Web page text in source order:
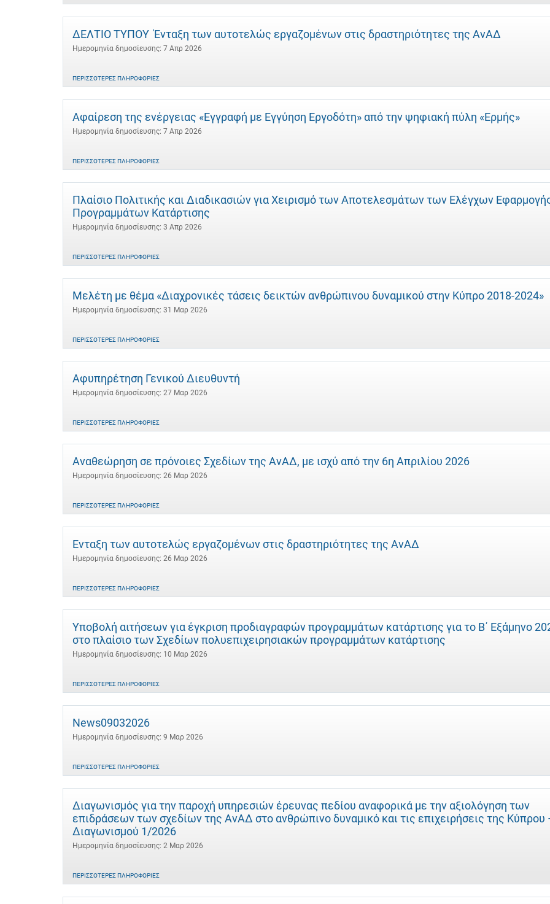
ΔΕΛΤΙΟ ΤΥΠΟΥ Ένταξη των αυτοτελώς εργαζομένων στις δραστηριότητες της ΑνΑΔ
Ημερομηνία δημοσίευσης: 7 Απρ 2026
ΠΕΡΙΣΣΌΤΕΡΕΣ ΠΛΗΡΟΦΟΡΊΕΣ
Αφαίρεση της ενέργειας «Εγγραφή με Εγγύηση Εργοδότη» από την ψηφιακή πύλη «Ερμής»
Ημερομηνία δημοσίευσης: 7 Απρ 2026
ΠΕΡΙΣΣΌΤΕΡΕΣ ΠΛΗΡΟΦΟΡΊΕΣ
Πλαίσιο Πολιτικής και Διαδικασιών για Χειρισμό των Αποτελεσμάτων των Ελέγχων
Προγραμμάτων Κατάρτισης
Ημερομηνία δημοσίευσης: 3 Απρ 2026
ΠΕΡΙΣΣΌΤΕΡΕΣ ΠΛΗΡΟΦΟΡΊΕΣ
Μελέτη με θέμα «Διαχρονικές τάσεις δεικτών ανθρώπινου δυναμικού στην Κύπρο 2018-2024»
Ημερομηνία δημοσίευσης: 31 Μαρ 2026
ΠΕΡΙΣΣΌΤΕΡΕΣ ΠΛΗΡΟΦΟΡΊΕΣ
Αφυπηρέτηση Γενικού Διευθυντή
Ημερομηνία δημοσίευσης: 27 Μαρ 2026
ΠΕΡΙΣΣΌΤΕΡΕΣ ΠΛΗΡΟΦΟΡΊΕΣ
Αναθεώρηση σε πρόνοιες Σχεδίων της ΑνΑΔ, με ισχύ από την 6η Απριλίου 2026
Ημερομηνία δημοσίευσης: 26 Μαρ 2026
ΠΕΡΙΣΣΌΤΕΡΕΣ ΠΛΗΡΟΦΟΡΊΕΣ
Ένταξη των αυτοτελώς εργαζομένων στις δραστηριότητες της ΑνΑΔ
Ημερομηνία δημοσίευσης: 26 Μαρ 2026
ΠΕΡΙΣΣΌΤΕΡΕΣ ΠΛΗΡΟΦΟΡΊΕΣ
Υποβολή αιτήσεων για έγκριση προδιαγραφών προγραμμάτων κατάρτισης για το Β΄ Εξάμηνο
στο πλαίσιο των Σχεδίων πολυεπιχειρησιακών προγραμμάτων κατάρτισης
Ημερομηνία δημοσίευσης: 10 Μαρ 2026
ΠΕΡΙΣΣΌΤΕΡΕΣ ΠΛΗΡΟΦΟΡΊΕΣ
News09032026
Ημερομηνία δημοσίευσης: 9 Μαρ 2026
ΠΕΡΙΣΣΌΤΕΡΕΣ ΠΛΗΡΟΦΟΡΊΕΣ
Διαγωνισμός για την παροχή υπηρεσιών έρευνας πεδίου αναφορικά με την αξιολόγηση των
επιδράσεων των σχεδίων της ΑνΑΔ στο ανθρώπινο δυναμικό και τις επιχειρήσεις της Κύπρου
Διαγωνισμού 1/2026
Ημερομηνία δημοσίευσης: 2 Μαρ 2026
ΠΕΡΙΣΣΌΤΕΡΕΣ ΠΛΗΡΟΦΟΡΊΕΣ